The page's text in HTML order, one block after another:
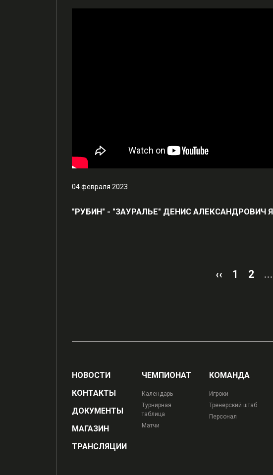
04 февраля 2023
"РУБИН" - "ЗАУРАЛЬЕ" ДЕНИС АЛЕКСАНДРОВИЧ
‹‹ 1 2 ...
НОВОСТИ
КОНТАКТЫ
ДОКУМЕНТЫ
МАГАЗИН
ТРАНСЛЯЦИИ
ЧЕМПИОНАТ
Календарь
Турнирная
таблица
Матчи
КОМАНДА
Игроки
Тренерский штаб
Персонал